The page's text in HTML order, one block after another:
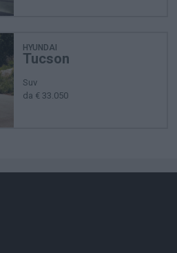
HYUNDAI
Tucson
Suv
da € 33.050